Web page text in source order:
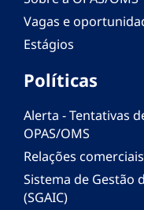
Vagas e
Estágios
Políticas
Alerta - Tentativas
OPAS/OMS
Relações
Sistema de Gestão
(SGAIC)